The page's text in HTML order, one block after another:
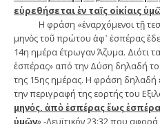
εὑρεθήσεται ἐν ταῖς οἰκίαις
Η φράση «ἐναρχόμενοι τῇ
μηνὸς τοῦ πρώτου ἀφ᾿ ἑσπέρας
14η ημέρα έτρωγαν Άζυμα. Διότι
ἑσπέρας» από την Δύση δηλαδή
της 15ης ημέρας. Η φράση δηλαδή
την περιγραφή της εορτής του
μηνός, ἀπὸ ἑσπέρας ἕως
ὑμῶν» -Λευϊτικόν 23:32 που